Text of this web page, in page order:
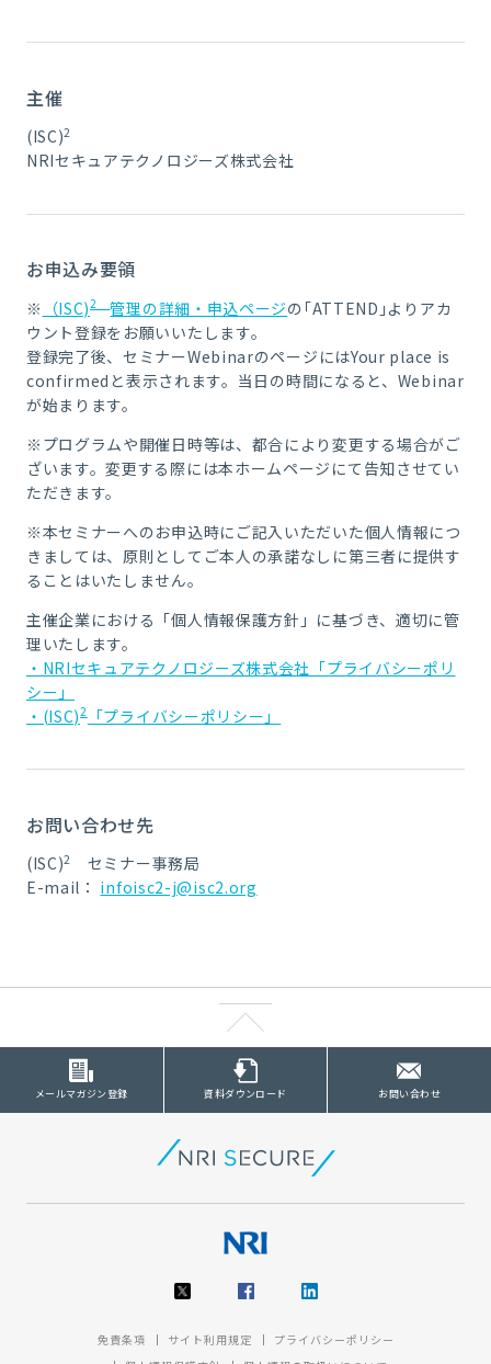
主催
(ISC)2
NRIセキュアテクノロジーズ株式会社
お申込み要領
※ （ISC)2管理の詳細・申込ページの｢ATTEND｣よりアカ
ウント登録をお願いいたします。
登録完了後、セミナーWebinarのページにはYour place is
confirmedと表示されます。当日の時間になると、Webinar
が始まります。
※ プログラムや開催日時等は、都合により変更する場合がご
ざいます。変更する際には本ホームページにて告知させてい
ただきます。
※本セミナーへのお申込時にご記入いただいた個人情報につ
きましては、原則としてご本人の承諾なしに第三者に提供す
ることはいたしません。
主催企業における「個人情報保護方針」に基づき、適切に管
理いたします。
・NRIセキュアテクノロジーズ株式会社「プライバシーポリ
シー」
・(ISC)2「プライバシーポリシー」
お問い合わせ先
(ISC)2
セミナー事務局
E-mail： infoisc2-j@isc2.org
メールマガジン登録 資料ダウンロード お問い合わせ
免責条項 サイト利用規定
プライバシーポリシー